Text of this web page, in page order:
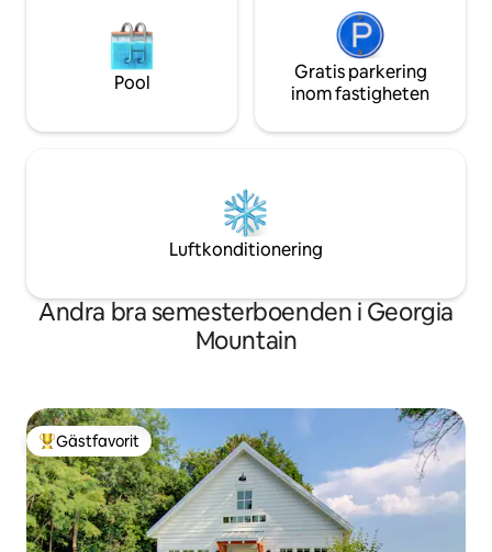
Pool
Gratis parkering
inom fastigheten
Luftkonditionering
Andra bra semesterboenden i Georgia
Mountain
Populär gästfavorit
Gästfavorit